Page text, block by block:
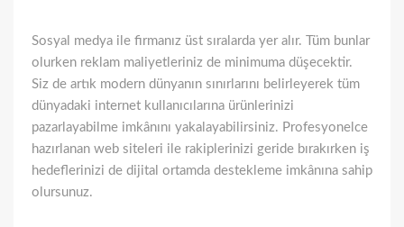
Sosyal medya ile firmanız üst sıralarda yer alır. Tüm bunlar
olurken reklam maliyetleriniz de minimuma düşecektir.
Siz de artık modern dünyanın sınırlarını belirleyerek tüm
dünyadaki internet kullanıcılarına ürünlerinizi
pazarlayabilme imkânını yakalayabilirsiniz. Profesyonelce
hazırlanan web siteleri ile rakiplerinizi geride bırakırken iş
hedeflerinizi de dijital ortamda destekleme imkânına sahip
olursunuz.